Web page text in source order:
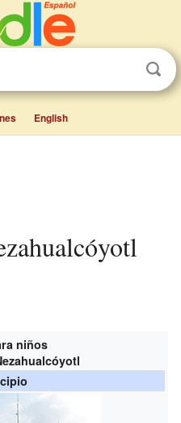
English
niños